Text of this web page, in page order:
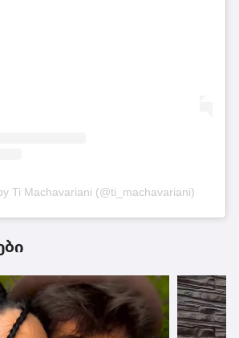
Ti Machavariani (@ti_machavariani)